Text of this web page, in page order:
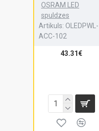
OSRAM LED
spuldzes
Artikuls: OLEDPWL-
ACC-102
43.31€